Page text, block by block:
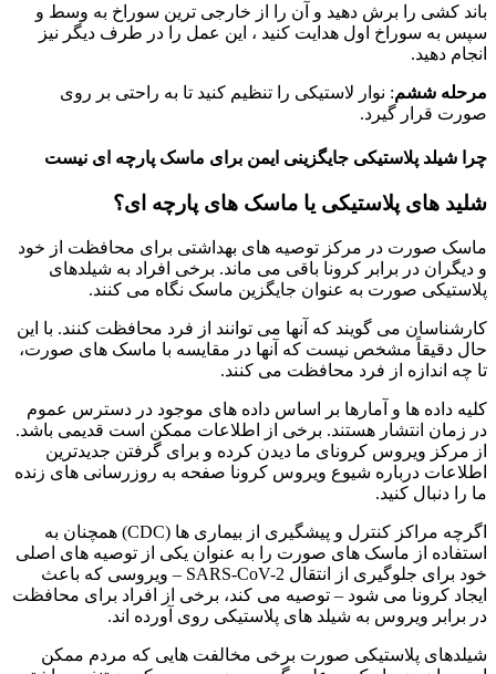
باند کشی را برش دهید و آن را از خارجی ترین سوراخ به وسط و
سپس به سوراخ اول هدایت کنید ، این عمل را در طرف دیگر نیز
انجام دهید.
مرحله ششم: نوار لاستیکی را تنظیم کنید تا به راحتی بر روی
صورت قرار گیرد.
چرا شیلد پلاستیکی جایگزینی ایمن برای ماسک پارچه ای نیست
شلید های پلاستیکی یا ماسک های پارچه ای؟
ماسک صورت در مرکز توصیه های بهداشتی برای محافظت از خود
و دیگران در برابر کرونا باقی می ماند. برخی افراد به شیلدهای
پلاستیکی صورت به عنوان جایگزین ماسک نگاه می کنند.
کارشناسان می گویند که آنها می توانند از فرد محافظت کنند. با این
حال دقیقاً مشخص نیست که آنها در مقایسه با ماسک های صورت،
تا چه اندازه از فرد محافظت می کنند.
کلیه داده ها و آمارها بر اساس داده های موجود در دسترس عموم
در زمان انتشار هستند. برخی از اطلاعات ممکن است قدیمی باشد.
از مرکز ویروس کرونای ما دیدن کرده و برای گرفتن جدیدترین
اطلاعات درباره شیوع ویروس کرونا صفحه به روزرسانی های زنده
ما را دنبال کنید.
اگرچه مراکز کنترل و پیشگیری از بیماری ها (CDC) همچنان به
استفاده از ماسک های صورت را به عنوان یکی از توصیه های اصلی
خود برای جلوگیری از انتقال SARS-CoV-2 – ویروسی که باعث
ایجاد کرونا می شود – توصیه می کند، برخی از افراد برای محافظت
در برابر ویروس به شیلد های پلاستیکی روی آورده اند.
شیلدهای پلاستیکی صورت برخی مخالفت هایی که مردم ممکن